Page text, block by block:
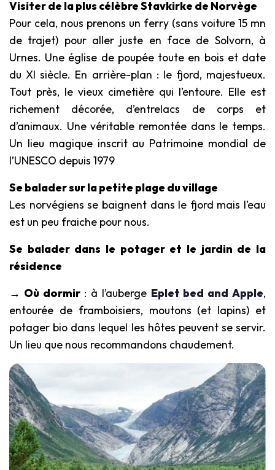
Visiter de la plus célèbre Stavkirke de Norvège
Pour cela, nous prenons un ferry (sans voiture 15 mn
de trajet) pour aller juste en face de Solvorn, à
Urnes. Une église de poupée toute en bois et date
du XI siècle. En arrière-plan : le fjord, majestueux.
Tout près, le vieux cimetière qui l’entoure. Elle est
richement décorée, d’entrelacs de corps et
d’animaux. Une véritable remontée dans le temps.
Un lieu magique inscrit au Patrimoine mondial de
l’UNESCO depuis 1979
Se balader sur la petite plage du village
Les norvégiens se baignent dans le fjord mais l’eau
est un peu fraiche pour nous.
Se balader dans le potager et le jardin de la
résidence
→ Où dormir: à l’auberge Eplet bed and Apple,
entourée de framboisiers, moutons (et lapins) et
potager bio dans lequel les hôtes peuvent se servir.
Un lieu que nous recommandons chaudement.